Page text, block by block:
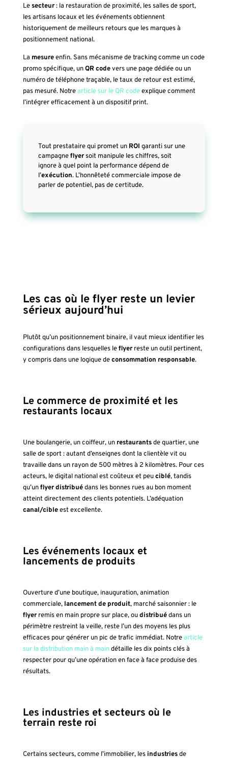
Lesecteur: la restauration de proximité, les salles de sport,
les artisans locaux et les événements obtiennent
historiquement de meilleurs retours que les marques à
positionnement national.
La mesureenfin. Sans mécanisme de tracking comme un code
promo spécifique, unQR codevers une page dédiée ou un
numéro de téléphone traçable, le taux de retour est estimé,
pas mesuré. Notre article sur le QR codeexplique comment
l’intégrer efficacement à un dispositif print.
Tout prestataire qui promet un ROI garanti sur une
campagneflyersoit manipule les chiffres, soit
ignore à quel point la performance dépend de
l’exécution. L’honnêteté commerciale impose de
parler de potentiel, pas de certitude.
Les cas où le flyer reste un levier
sérieux aujourd’hui
Plutôt qu’un positionnement binaire, il vaut mieux identifier les
configurations dans lesquelles leflyerreste un outil pertinent,
y compris dans une logique deconsommation responsable.
Le commerce de proximité et les
restaurants locaux
Une boulangerie, un coiffeur, un restaurantsde quartier, une
salle de sport : autant d’enseignes dont la clientèle vit ou
travaille dans un rayon de 500 mètres à 2 kilomètres. Pour ces
acteurs, le digital national est coûteux et peuciblé, tandis
qu’unflyer distribuédans les bonnes rues au bon moment
atteint directement des clients potentiels. L’adéquation
canal/cibleest excellente.
Les événements locaux et
lancements de produits
Ouverture d’une boutique, inauguration, animation
commerciale, lancement de produit, marché saisonnier : le
flyerremis en main propre sur place, oudistribuédans un
périmètre restreint la veille, reste l’un des moyens les plus
efficaces pour générer un pic de trafic immédiat. Notre article
sur la distribution main à maindétaille les dix points clés à
respecter pour qu’une opération en face à face produise des
résultats.
Les industries et secteurs où le
terrain reste roi
Certains secteurs, comme l’immobilier, les industriesde